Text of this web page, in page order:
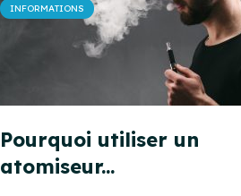
INFORMATIONS
Pourquoi utiliser un
atomiseur...